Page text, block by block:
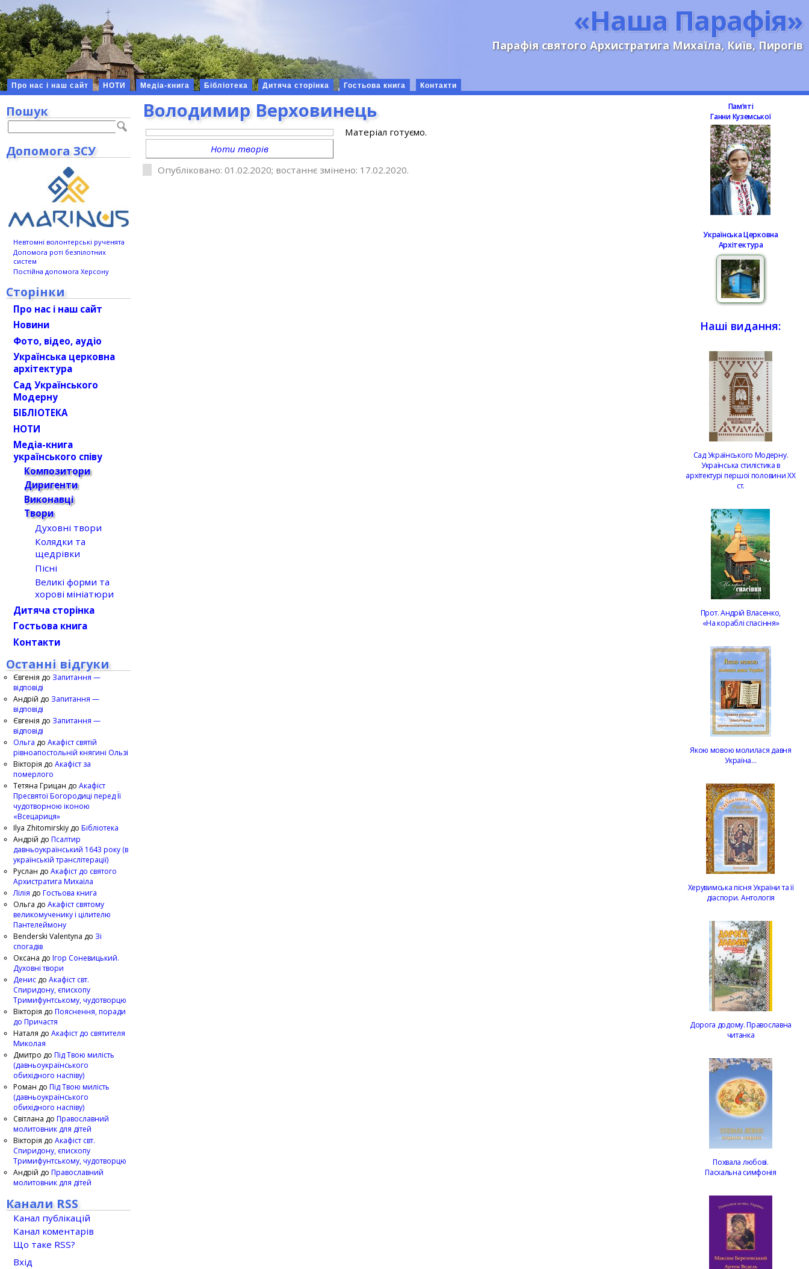
«Наша Парафія»
Парафія святого Архистратига Михаїла, Київ, Пирогів
Про нас і наш сайт НОТИ Медіа-книга Бібліотека Дитяча сторінка Гостьова книга Контакти
Володимир Верховинець
Ноти творів
Матеріал готуємо.
Опубліковано: 01.02.2020; востаннє змінено: 17.02.2020.
Пошук
Допомога ЗСУ
Невтомні волонтерські рученята
Допомога роті безпілотних
систем
Постійна допомога Херсону
Сторінки
Про нас і наш сайт
Новини
Фото, відео, аудіо
Українська церковна
архітектура
Сад Українського
Модерну
БІБЛІОТЕКА
НОТИ
Медіа-книга
українського співу
Композитори
Диригенти
Виконавці
Твори
Духовні твори
Колядки та
щедрівки
Пісні
Великі форми та
хорові мініатюри
Дитяча сторінка
Гостьова книга
Контакти
Останні відгуки
Євгенія до Запитання —
відповіді
Андрій до Запитання —
відповіді
Євгенія до Запитання —
відповіді
Ольга до Акафіст святій
рівноапостольній княгині Ользі
Вікторія до Акафіст за
померлого
Тетяна Грицан до Акафіст
Пресвятої Богородиці перед Її
чудотворною іконою
«Всецариця»
Ilya Zhitomirskiy до Бібліотека
Андрій до Псалтир
давньоукраїнський 1643 року (в
українській транслітерації)
Руслан до Акафіст до святого
Архистратига Михаїла
Лілія до Гостьова книга
Ольга до Акафіст святому
великомученику і цілителю
Пантелеймону
Benderski Valentyna до Зі
спогадів
Оксана до Ігор Соневицький.
Духовні твори
Денис до Акафіст свт.
Спиридону, єпископу
Тримифунтському, чудотворцю
Вікторія до Пояснення, поради
до Причастя
Наталя до Акафіст до святителя
Миколая
Дмитро до Під Твою милість
(давньоукраїнського
обихідного наспіву)
Роман до Під Твою милість
(давньоукраїнського
обихідного наспіву)
Світлана до Православний
молитовник для дітей
Вікторія до Акафіст свт.
Спиридону, єпископу
Тримифунтському, чудотворцю
Андрій до Православний
молитовник для дітей
Канали RSS
Канал публікацій
Канал коментарів
Що таке RSS?
Вхід
Памʼяті
Ганни Куземської
Українська Церковна
Архітектура
Наші видання:
Сад Українського Модерну.
Українська стилістика в
архітектурі першої половини ХХ
ст.
Прот. Андрій Власенко,
«На кораблі спасіння»
Якою мовою молилася давня
Україна…
Херувимська пісня України та її
діаспори. Антологія
Дорога додому. Православна
читанка
Похвала любові.
Пасхальна симфонія